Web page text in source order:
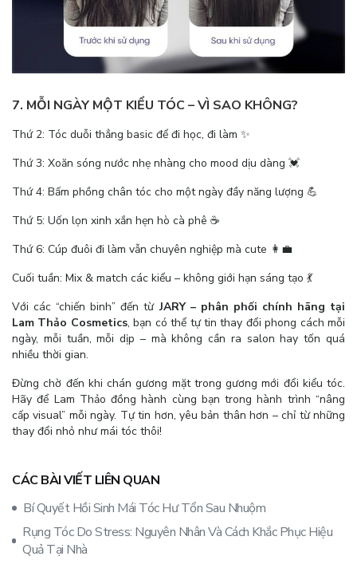
7. MỖI NGÀY MỘT KIỂU TÓC – VÌ SAO KHÔNG?
Thứ 2: Tóc duỗi thẳng basic để đi học, đi làm ✨
Thứ 3: Xoăn sóng nước nhẹ nhàng cho mood dịu dàng 💓
Thứ 4: Bấm phồng chân tóc cho một ngày đầy năng lượng 💪
Thứ 5: Uốn lọn xinh xắn hẹn hò cà phê ☕
Thứ 6: Cúp đuôi đi làm vẫn chuyên nghiệp mà cute 👩‍💼
Cuối tuần: Mix & match các kiểu – không giới hạn sáng tạo 💃
Với các “chiến binh” đến từJARY – phân phối chính hãng tại
Lam Thảo Cosmetics, bạn có thể tự tin thay đổi phong cách mỗi
ngày, mỗi tuần, mỗi dịp – mà không cần ra salon hay tốn quá
nhiều thời gian.
Đừng chờ đến khi chán gương mặt trong gương mới đổi kiểu tóc.
Hãy để Lam Thảo đồng hành cùng bạn trong hành trình “nâng
cấp visual” mỗi ngày. Tự tin hơn, yêu bản thân hơn – chỉ từ những
thay đổi nhỏ như mái tóc thôi!
CÁC BÀI VIẾT LIÊN QUAN
Bí Quyết Hồi Sinh Mái Tóc Hư Tổn Sau Nhuộm
Rụng Tóc Do Stress: Nguyên Nhân Và Cách Khắc Phục Hiệu
Quả Tại Nhà